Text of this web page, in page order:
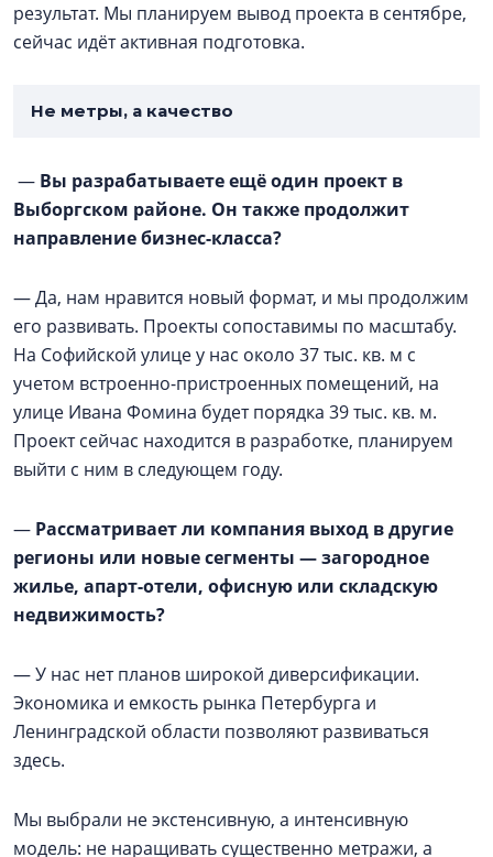
результат. Мы планируем вывод проекта в сентябре,
сейчас идёт активная подготовка.
Не метры, а качество
— Вы разрабатываете ещё один проект в
Выборгском районе. Он также продолжит
направление бизнес-класса?
— Да, нам нравится новый формат, и мы продолжим
его развивать. Проекты сопоставимы по масштабу.
На Софийской улице у нас около 37 тыс. кв. м с
учетом встроенно-пристроенных помещений, на
улице Ивана Фомина будет порядка 39 тыс. кв. м.
Проект сейчас находится в разработке, планируем
выйти с ним в следующем году.
— Рассматривает ли компания выход в другие
регионы или новые сегменты — загородное
жилье, апарт-отели, офисную или складскую
недвижимость?
— У нас нет планов широкой диверсификации.
Экономика и емкость рынка Петербурга и
Ленинградской области позволяют развиваться
здесь.
Мы выбрали не экстенсивную, а интенсивную
модель: не наращивать существенно метражи, а